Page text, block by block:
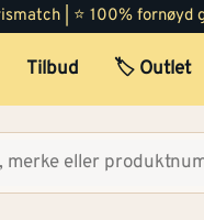
| ⭐ 100% fornøyd
Tilbud 🏷️ Outlet